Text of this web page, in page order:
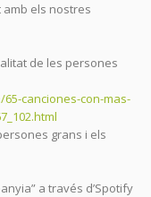
els nostres
de les persones
canciones-con-mas-
grans i els
a través d’Spotify